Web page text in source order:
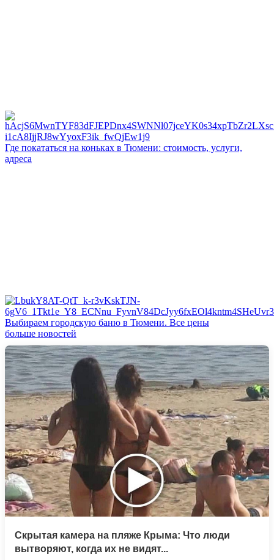
Где покататься на коньках в Тюмени: стоимость, услуги,
адреса
Выбираем городскую баню в Тюмени. Все цены
больше новостей
Скрытая камера на пляже Крыма: Что люди
вытворяют, когда их не видят...